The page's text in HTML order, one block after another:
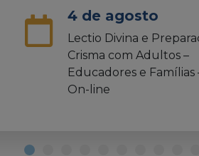
4 de agosto
Lectio Divina e
Crisma com Adultos –
Educadores e Famílias
On-line